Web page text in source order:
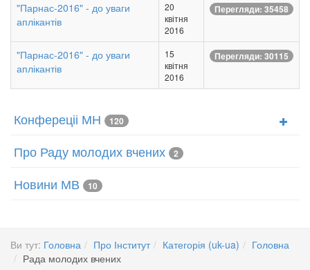
"Парнас-2016" - до уваги
аплікантів
20
квітня
2016
Перегляди: 35458
"Парнас-2016" - до уваги
аплікантів
15
квітня
2016
Перегляди: 30115
Конфереціі МН 120
Про Раду молодих вчених 2
Новини МВ 10
Ви тут: Головна Про Інститут Категорія (uk-ua)
Головна
Рада молодих вчених